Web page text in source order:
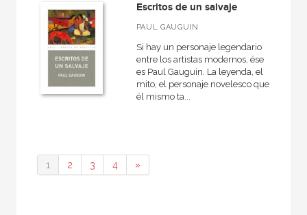
Escritos de un salvaje
PAUL GAUGUIN
Si hay un personaje legendario
entre los artistas modernos, ése
es Paul Gauguin. La leyenda, el
mito, el personaje novelesco que
él mismo ta...
1 2 3 4 »